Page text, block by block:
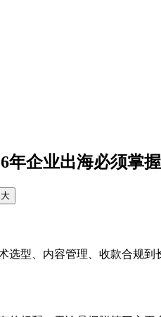
年企业出海必须掌
大
型、内容管理、收款合规